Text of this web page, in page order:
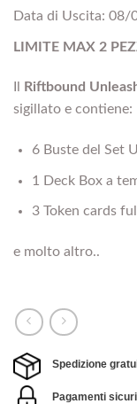
Data di Uscita: 08/
LIMITE MAX 2
Riftbound
sigillato e contiene:
6 Buste del Set
1 Deck Box a
3 Token cards
e molto altro..
Spedizione
Pagamenti